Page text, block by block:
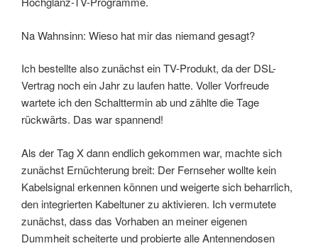
Na Wahnsinn: Wieso hat mir das niemand gesagt?
Ich bestellte also zunächst ein TV-Produkt, da der DSL-
Vertrag noch ein Jahr zu laufen hatte. Voller Vorfreude
wartete ich den Schalttermin ab und zählte die Tage
rückwärts. Das war spannend!
Als der Tag X dann endlich gekommen war, machte sich
zunächst Ernüchterung breit: Der Fernseher wollte kein
Kabelsignal erkennen können und weigerte sich beharrlich,
den integrierten Kabeltuner zu aktivieren. Ich vermutete
zunächst, dass das Vorhaben an meiner eigenen
Dummheit scheiterte und probierte alle Antennendosen